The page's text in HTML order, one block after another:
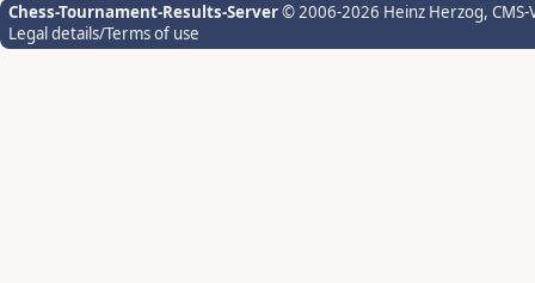
Chess-Tournament-Results-Server© 2006-2026 Heinz Herzog,
Legal details/Terms of use